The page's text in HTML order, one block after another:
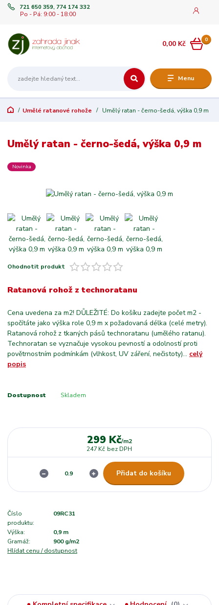
Menu
721 650 359, 774 174 332
Po - Pá: 9:00 - 18:00
0
0,00 Kč
Umělé ratanové rohože Umělý ratan - černo-šedá, výška 0,9 m
Umělý ratan - černo-šedá, výška 0,9 m
Novinka
Ohodnotit produkt
Ratanová rohož z technoratanu
Cena uvedena za m2! DŮLEŽITÉ: Do košíku zadejte počet m2 -
spočítáte jako výška role 0,9 m x požadovaná délka (celé metry).
Ratanová rohož z tkaných pásů technoratanu (umělého ratanu).
Technoratan se vyznačuje vysokou pevností a odolností proti
povětrnostním podmínkám (vlhkost, UV záření, nečistoty)... celý
popis
Dostupnost Skladem
299 Kč/m2
247 Kč bez DPH
Přidat do košíku
Číslo
produktu:
09RC31
Výška:
0,9 m
Gramáž:
900 g/m2
Hlídat cenu / dostupnost